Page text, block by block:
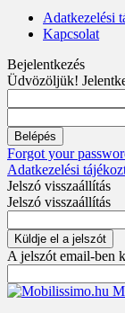
Adatkezelési
Kapcsolat
Bejelentkezés
Üdvözöljük!
Forgot your
Adatkezelési
Jelszó visszaállítás
Jelszó visszaállítás
A jelszót email-ben